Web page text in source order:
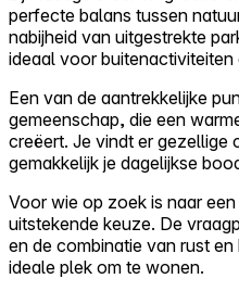
perfecte balans tussen
nabijheid van uitgestrekte
ideaal voor buitenactiviteiten
Een van de aantrekkelijke
gemeenschap, die een
creëert. Je vindt er gezellige
gemakkelijk je dagelijkse
Voor wie op zoek is naar
uitstekende keuze. De
en de combinatie van rust
ideale plek om te wonen.